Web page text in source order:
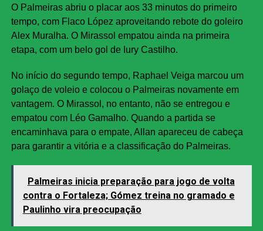
O Palmeiras abriu o placar aos 33 minutos do primeiro
tempo, com Flaco López aproveitando rebote do goleiro
Alex Muralha. O Mirassol empatou ainda na primeira
etapa, com um belo gol de Iury Castilho.
No início do segundo tempo, Raphael Veiga marcou um
golaço de voleio e colocou o Palmeiras novamente em
vantagem. O Mirassol, no entanto, não se entregou e
empatou com Léo Gamalho. Quando a partida se
encaminhava para o empate, Allan apareceu de cabeça
para garantir a vitória e a classificação do Palmeiras.
Palmeiras inicia preparação para jogo de volta
contra o Fortaleza; Gómez treina no gramado e
Paulinho vira preocupação